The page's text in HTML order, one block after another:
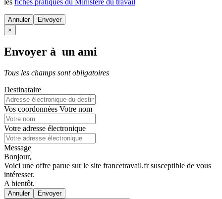
les fiches pratiques du Ministère du travail
Annuler
×
Envoyer à un ami
Tous les champs sont obligatoires
Destinataire
Vos coordonnées Votre nom
Votre adresse électronique
Message
Bonjour,
Voici une offre parue sur le site francetravail.fr susceptible de vous
intéresser.
A bientôt.
Annuler